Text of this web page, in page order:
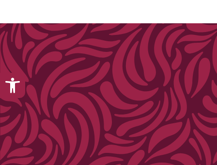
Open toolbar